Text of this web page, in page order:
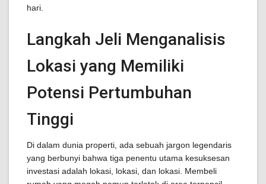
hari.
Langkah Jeli Menganalisis
Lokasi yang Memiliki
Potensi Pertumbuhan
Tinggi
Di dalam dunia properti, ada sebuah jargon legendaris
yang berbunyi bahwa tiga penentu utama kesuksesan
investasi adalah lokasi, lokasi, dan lokasi. Membeli